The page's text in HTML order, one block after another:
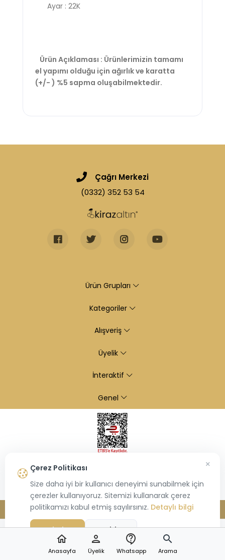
Ayar : 22K
Ürün Açıklaması : Ürünlerimizin tamamı
el yapımı olduğu için ağırlık ve karatta
(+/- ) %5 sapma oluşabilmektedir.
Çağrı Merkezi
(0332) 352 53 54
Ürün Grupları
Kategoriler
Alışveriş
Üyelik
İnteraktif
Genel
© 2026 Kiraz Altın- Tüm hakları saklıdır.
Bu site,Hiosis®tarafından geliştirilmişE-Ticaretpaketleri ile oluşturulmuştur.
home
Anasayfa
person
Üyelik
contact_support
Whatsapp
search
Arama
Çerez Politikası
Size daha iyi bir kullanıcı deneyimi sunabilmek için
çerezler kullanıyoruz. Sitemizi kullanarak çerez
politikamızı kabul etmiş sayılırsınız. Detaylı bilgi
Kabul Et Reddet
×